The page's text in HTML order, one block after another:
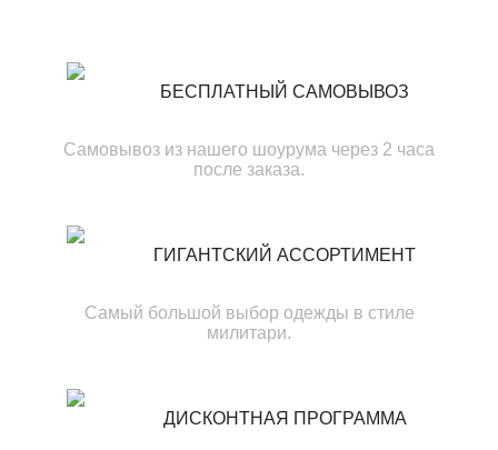
БЕСПЛАТНЫЙ САМОВЫВОЗ
Самовывоз из нашего шоурума через 2 часа
после заказа.
ГИГАНТСКИЙ АССОРТИМЕНТ
Самый большой выбор одежды в стиле
милитари.
ДИСКОНТНАЯ ПРОГРАММА